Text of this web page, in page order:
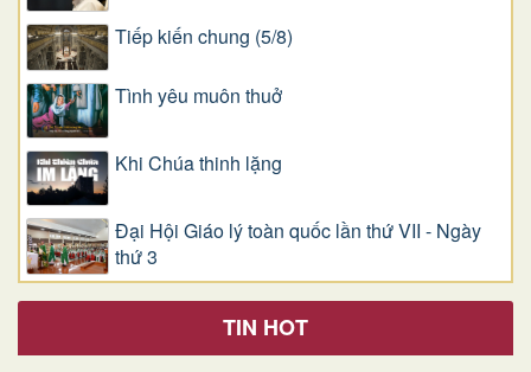
Tiếp kiến chung (5/8)
Tình yêu muôn thuở
Khi Chúa thinh lặng
Đại Hội Giáo lý toàn quốc lần thứ VII - Ngày
thứ 3
TIN HOT